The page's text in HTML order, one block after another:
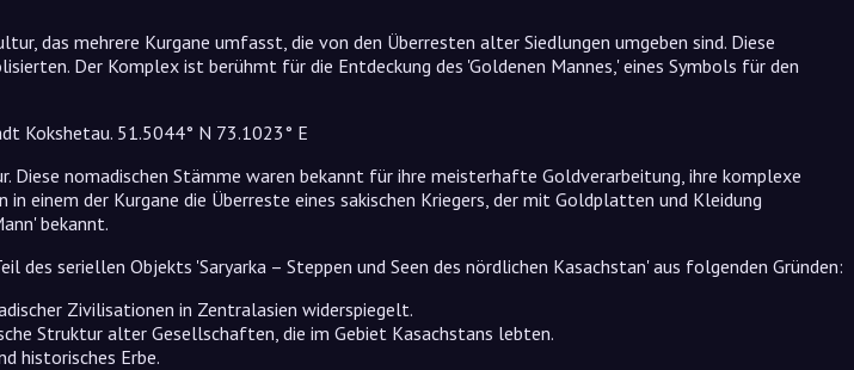
das mehrere Kurgane umfasst, die von den Überresten alter Siedlungen umgeben sind. Diese
Der Komplex ist berühmt für die Entdeckung des 'Goldenen Mannes,' eines Symbols für den
Kokshetau. 51.5044° N 73.1023° E
Diese nomadischen Stämme waren bekannt für ihre meisterhafte Goldverarbeitung, ihre komplexe
einem der Kurgane die Überreste eines sakischen Kriegers, der mit Goldplatten und Kleidung
bekannt.
seriellen Objekts 'Saryarka – Steppen und Seen des nördlichen Kasachstan' aus folgenden Gründen:
Zivilisationen in Zentralasien widerspiegelt.
Struktur alter Gesellschaften, die im Gebiet Kasachstans lebten.
historisches Erbe.